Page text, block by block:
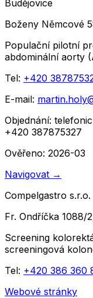
Budějovice
Boženy Němcové
Populační pilotní
abdominální aorty
Tel: +420
E-mail:
Objednání:
+420 387875327
Ověřeno: 2026-03
Navigovat →
Compelgastro s.r.o.
Fr. Ondříčka 1088/
Screening
screeningová
Tel: +420 386 360
Webové stránky